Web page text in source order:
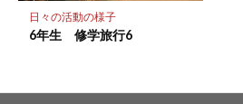
日々の活動の様子
6年生 修学旅行6